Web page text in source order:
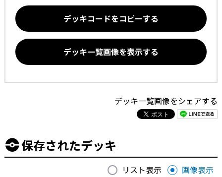
デッキコードをコピーする
デッキ一覧画像を表示する
デッキ一覧画像をシェアする
保存されたデッキ
リスト表示 画像表示